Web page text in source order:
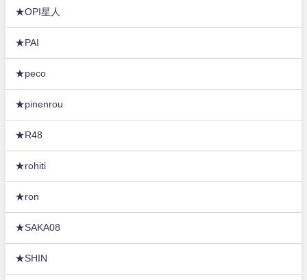
★OPI星人
★PAI
★peco
★pinenrou
★R48
★rohiti
★ron
★SAKA08
★SHIN